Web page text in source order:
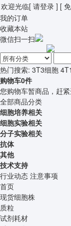
欢迎光临[ 请登录 ] [
我的订单
收藏本站
微信扫一扫
热门搜索: 3T3细胞 4T1
购物车0件
您购物车暂商品，赶紧
全部商品分类
细胞培养相关
细胞实验相关
分子实验相关
抗体
其他
技术支持
行业动态 注意事项
首页
现货细胞株
质粒
试剂耗材